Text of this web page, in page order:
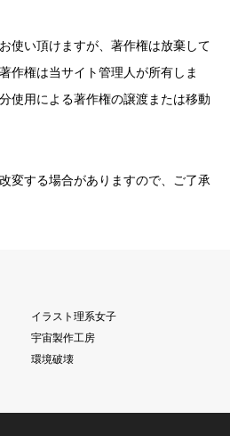
使い頂けますが、著作権は放棄して
作権は当サイト管理人が所有しま
使用による著作権の譲渡または移動
変する場合がありますので、ご了承
イラスト理系女子
宇宙製作工房
環境破壊